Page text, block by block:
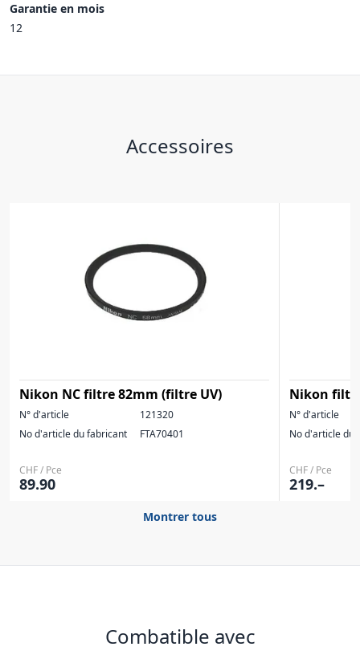
Garantie en mois
12
Accessoires
Nikon NC filtre 82mm (filtre UV)
N° d'article
121320
No d'article du fabricant
FTA70401
CHF / Pce
89.90
Nikon
N° d'article
No d'article du
CHF / Pce
219.–
Montrer tous
Combatible avec